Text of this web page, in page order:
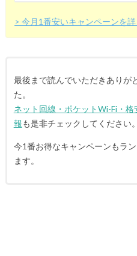
> 今月1番安いキャンペーンを
最後まで読んでいただきありが
た。
ネット回線・ポケットWi-Fi・
報も是非チェックしてください。
今1番お得なキャンペーンもラ
ます。